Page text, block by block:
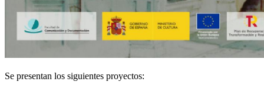
Se presentan los siguientes proyectos: